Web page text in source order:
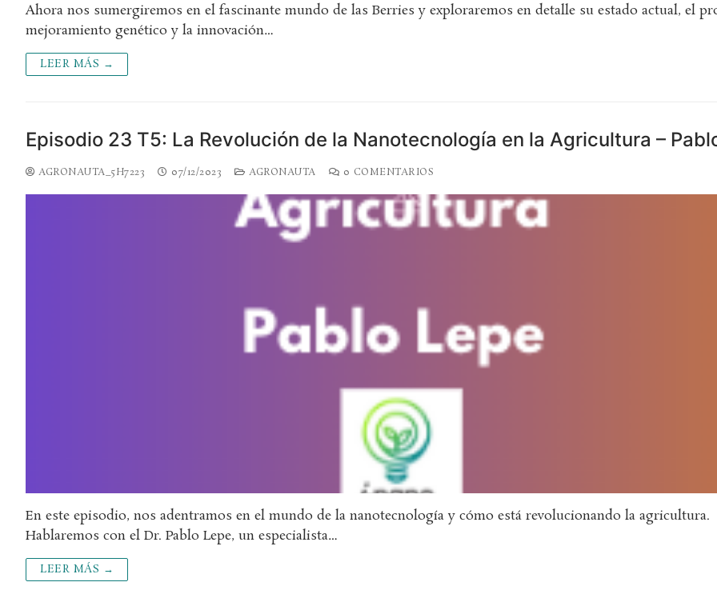
Ahora nos sumergiremos en el fascinante mundo de las Berries y exploraremos en detalle su estado actual, el
mejoramiento genético y la innovación…
LEER MÁS →
Episodio 23 T5: La Revolución de la Nanotecnología en la Agricultura –
AGRONAUTA_5H7223 07/12/2023 AGRONAUTA 0 COMENTARIOS
En este episodio, nos adentramos en el mundo de la nanotecnología y cómo está revolucionando la agricultura.
Hablaremos con el Dr. Pablo Lepe, un especialista…
LEER MÁS →